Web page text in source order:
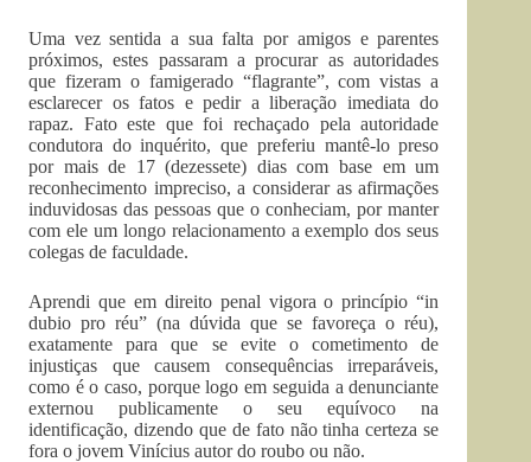
Uma vez sentida a sua falta por amigos e parentes
próximos, estes passaram a procurar as autoridades
que fizeram o famigerado “flagrante”, com vistas a
esclarecer os fatos e pedir a liberação imediata do
rapaz. Fato este que foi rechaçado pela autoridade
condutora do inquérito, que preferiu mantê-lo preso
por mais de 17 (dezessete) dias com base em um
reconhecimento impreciso, a considerar as afirmações
induvidosas das pessoas que o conheciam, por manter
com ele um longo relacionamento a exemplo dos seus
colegas de faculdade.
Aprendi que em direito penal vigora o princípio “in
dubio pro réu” (na dúvida que se favoreça o réu),
exatamente para que se evite o cometimento de
injustiças que causem consequências irreparáveis,
como é o caso, porque logo em seguida a denunciante
externou publicamente o seu equívoco na
identificação, dizendo que de fato não tinha certeza se
fora o jovem Vinícius autor do roubo ou não.